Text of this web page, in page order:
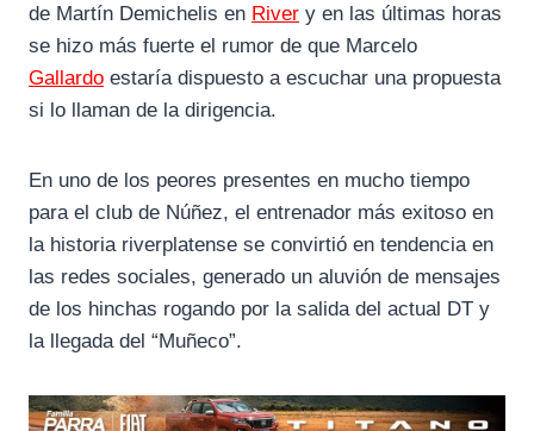
e
b
e
g
t
s
A
de Martín Demichelis en River y en las últimas horas
se hizo más fuerte el rumor de que Marcelo
Gallardo estaría dispuesto a escuchar una propuesta
si lo llaman de la dirigencia.
En uno de los peores presentes en mucho tiempo
para el club de Núñez, el entrenador más exitoso en
la historia riverplatense se convirtió en tendencia en
las redes sociales, generado un aluvión de mensajes
de los hinchas rogando por la salida del actual DT y
la llegada del “Muñeco”.